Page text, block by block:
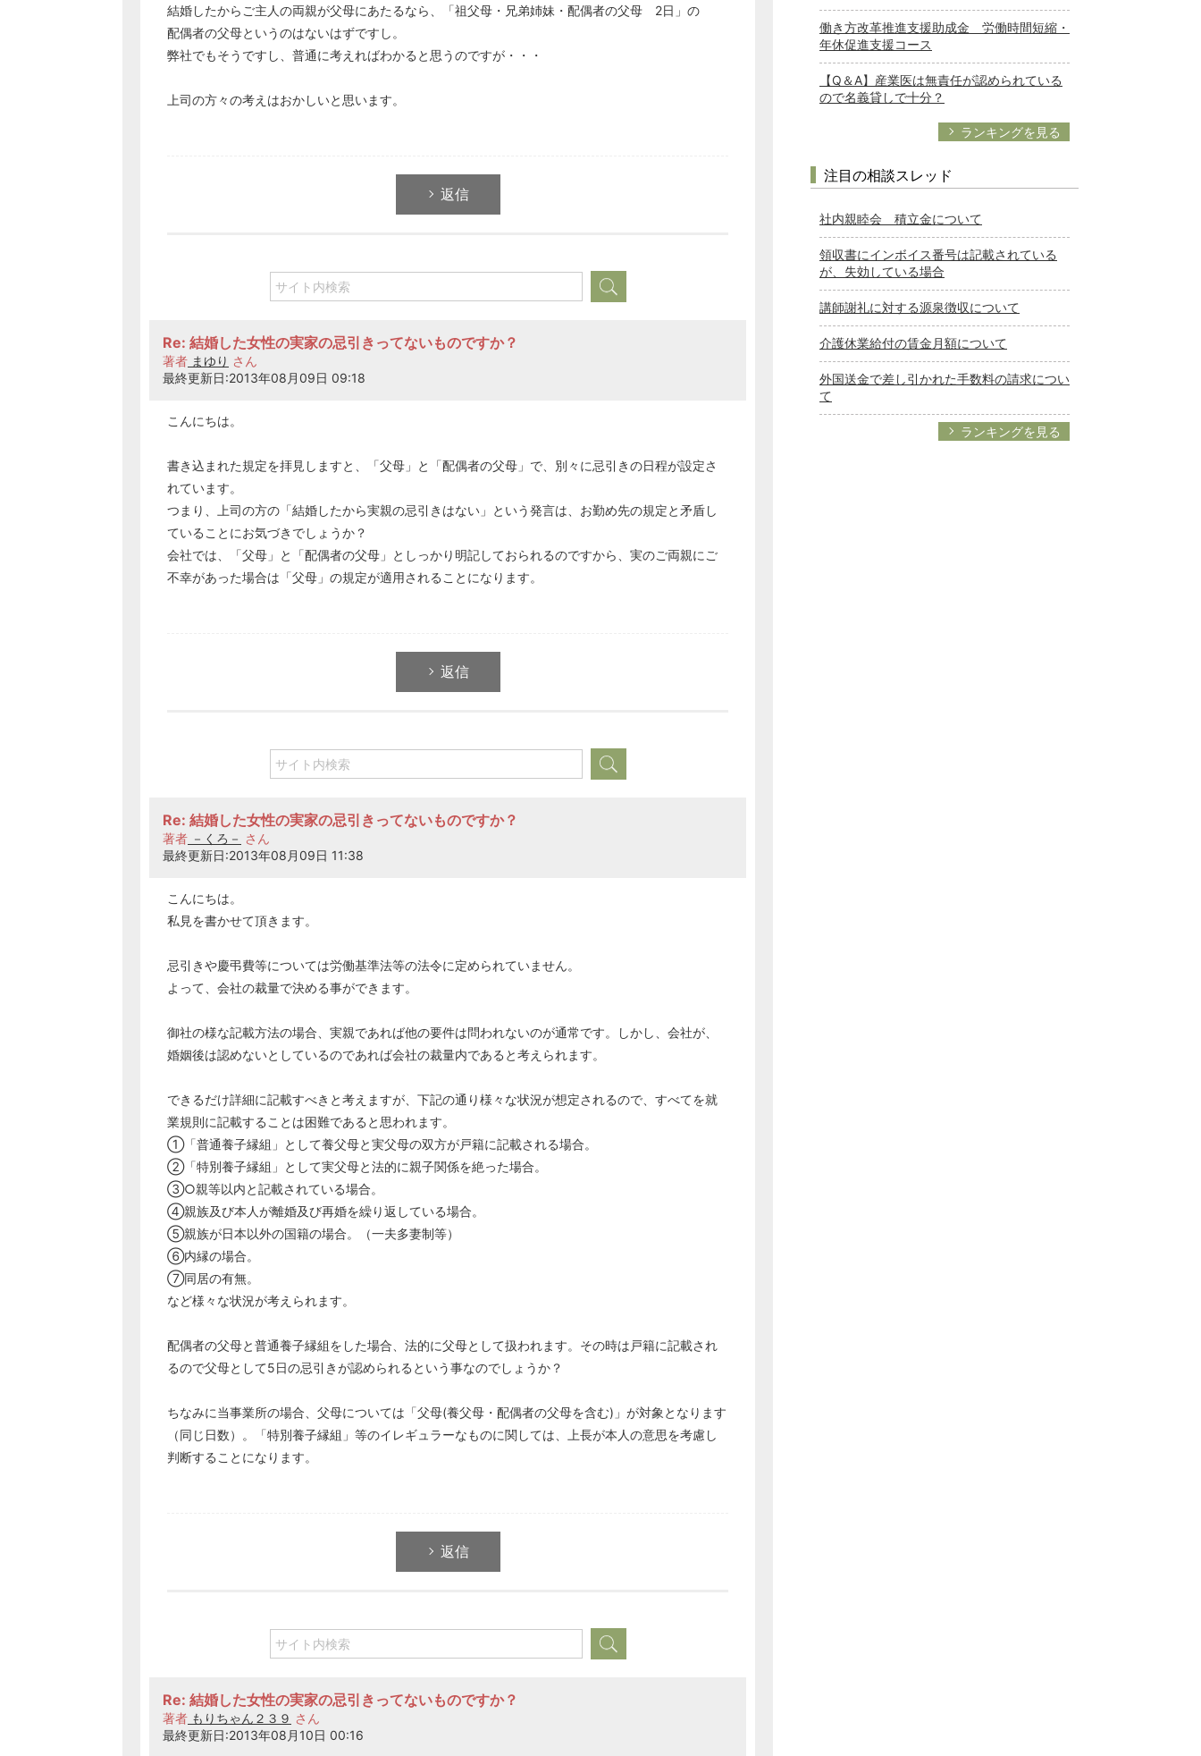
結婚したからご主人の両親が父母にあたるなら、「祖父母・兄弟姉妹・配偶者の父母 2日」の
配偶者の父母というのはないはずですし。
弊社でもそうですし、普通に考えればわかると思うのですが・・・
上司の方々の考えはおかしいと思います。
返信
Re: 結婚した女性の実家の忌引きってないものですか？
著者 まゆり さん
最終更新日:2013年08月09日 09:18
こんにちは。
書き込まれた規定を拝見しますと、「父母」と「配偶者の父母」で、別々に忌引きの日程が設定さ
れています。
つまり、上司の方の「結婚したから実親の忌引きはない」という発言は、お勤め先の規定と矛盾し
ていることにお気づきでしょうか？
会社では、「父母」と「配偶者の父母」としっかり明記しておられるのですから、実のご両親にご
不幸があった場合は「父母」の規定が適用されることになります。
返信
Re: 結婚した女性の実家の忌引きってないものですか？
著者 －くろ－ さん
最終更新日:2013年08月09日 11:38
こんにちは。
私見を書かせて頂きます。
忌引きや慶弔費等については労働基準法等の法令に定められていません。
よって、会社の裁量で決める事ができます。
御社の様な記載方法の場合、実親であれば他の要件は問われないのが通常です。しかし、会社が、
婚姻後は認めないとしているのであれば会社の裁量内であると考えられます。
できるだけ詳細に記載すべきと考えますが、下記の通り様々な状況が想定されるので、すべてを就
業規則に記載することは困難であると思われます。
①「普通養子縁組」として養父母と実父母の双方が戸籍に記載される場合。
②「特別養子縁組」として実父母と法的に親子関係を絶った場合。
③○親等以内と記載されている場合。
④親族及び本人が離婚及び再婚を繰り返している場合。
⑤親族が日本以外の国籍の場合。（一夫多妻制等）
⑥内縁の場合。
⑦同居の有無。
など様々な状況が考えられます。
配偶者の父母と普通養子縁組をした場合、法的に父母として扱われます。その時は戸籍に記載され
るので父母として5日の忌引きが認められるという事なのでしょうか？
ちなみに当事業所の場合、父母については「父母(養父母・配偶者の父母を含む)」が対象となります
（同じ日数）。「特別養子縁組」等のイレギュラーなものに関しては、上長が本人の意思を考慮し
判断することになります。
返信
Re: 結婚した女性の実家の忌引きってないものですか？
著者 もりちゃん２３９ さん
最終更新日:2013年08月10日 00:16
選択してください
企業法務
経営の知恵
働き方改革推進支援助成金 労働時間短縮・
年休促進支援コース
【Q＆A】産業医は無責任が認められている
ので名義貸しで十分？
ランキングを見る
注目の相談スレッド
社内親睦会 積立金について
領収書にインボイス番号は記載されている
が、失効している場合
講師謝礼に対する源泉徴収について
介護休業給付の賃金月額について
外国送金で差し引かれた手数料の請求につい
て
ランキングを見る